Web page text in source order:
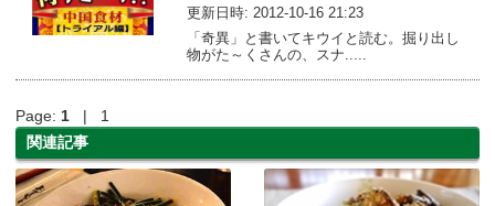
更新日時: 2012-10-16 21:23
「奇異」と書いてキウイと読む。掘り出し
物がた～くさんの、スナ.....
Page: 1 | 1
関連記事